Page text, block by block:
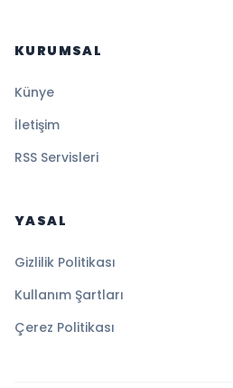
KURUMSAL
Künye
İletişim
RSS Servisleri
YASAL
Gizlilik Politikası
Kullanım Şartları
Çerez Politikası